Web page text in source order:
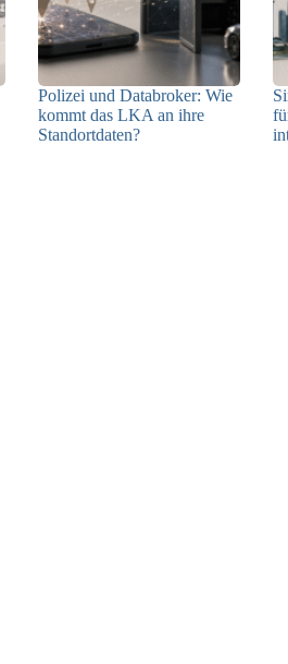
Polizei und Databroker: Wie
kommt das LKA an ihre
Standortdaten?